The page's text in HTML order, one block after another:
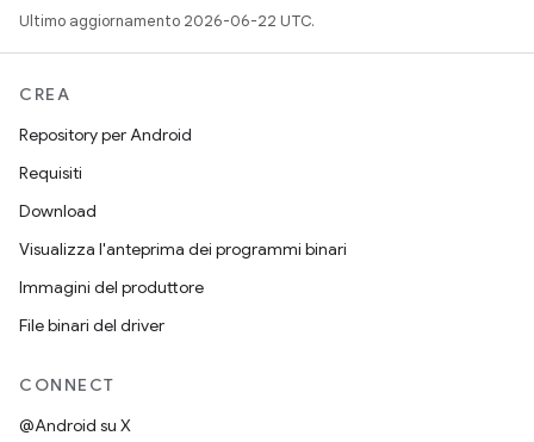
Ultimo aggiornamento 2026-06-22 UTC.
CREA
Repository per Android
Requisiti
Download
Visualizza l'anteprima dei programmi binari
Immagini del produttore
File binari del driver
CONNECT
@Android su X